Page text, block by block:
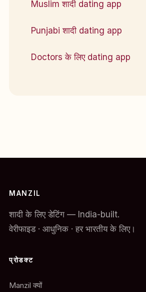
Muslim शादी dating app
Punjabi शादी dating app
Doctors के लिए dating app
MANZIL
शादी के लिए डेटिंग — India-built.
वेरीफाइड · आधुनिक · हर भारतीय के लिए।
प्रोडक्ट
Manzil क्यों